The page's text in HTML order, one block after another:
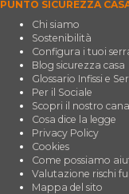
PUNTO SICUREZZA
Chi siamo
Sostenibilità
Configura i tuoi
Blog sicurezza casa
Glossario Infissi e
Per il Sociale
Scopri il nostro
Cosa dice la legge
Privacy Policy
Cookies
Come possiamo
Valutazione rischi
Mappa del sito